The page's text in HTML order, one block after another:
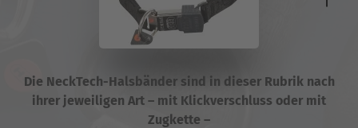
Die NeckTech-Halsbänder sind in dieser Rubrik nach
ihrer jeweiligen Art – mit Klickverschluss oder mit
Zugkette –